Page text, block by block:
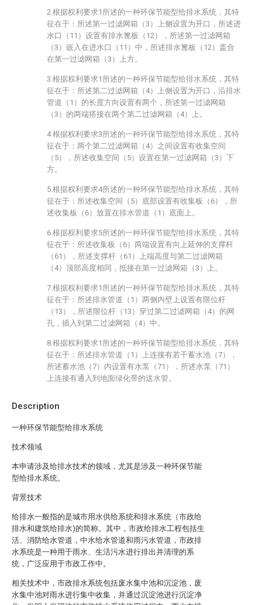
Description
一种环保节能型给排水系统
技术领域
本申请涉及给排水技术的领域，尤其是涉及一种环保节能
型给排水系统。
背景技术
给排水一般指的是城市用水供给系统和排水系统（市政给
排水和建筑给排水)的简称。其中，市政给排水工程包括生
活、消防给水管道，中水给水管道和雨污水管道，市政排
水系统是一种用于雨水、生活污水进行排出并清理的系
统，广泛应用于市政工作中。
相关技术中，市政排水系统包括废水集中池和沉淀池，废
水集中池对雨水进行集中收集，并通过沉淀池进行沉淀净
2.根据权利要求1所述的一种环保节能型给排水系统，其特
征在于：所述第一过滤网箱（3）上侧设置为开口，所述进
水口（11）设置有排水篦板（12），所述第一过滤网箱
（3）嵌入在进水口（11）中，所述排水篦板（12）盖合
在第一过滤网箱（3）上方。
3.根据权利要求1所述的一种环保节能型给排水系统，其特
征在于：所述第二过滤网箱（4）上侧设置为开口，沿排水
管道（1）的长度方向设置有两个，所述第一过滤网箱
（3）的两端搭接在两个第二过滤网箱（4）上。
4.根据权利要求3所述的一种环保节能型给排水系统，其特
征在于：两个第二过滤网箱（4）之间设置有收集空间
（5），所述收集空间（5）设置在第一过滤网箱（3）下
方。
5.根据权利要求4所述的一种环保节能型给排水系统，其特
征在于：所述收集空间（5）底部设置有收集板（6），所
述收集板（6）放置在排水管道（1）底面上。
6.根据权利要求5所述的一种环保节能型给排水系统，其特
征在于：所述收集板（6）两端设置有向上延伸的支撑杆
（61），所述支撑杆（61）上端高度与第二过滤网箱
（4）顶部高度相同，抵接在第一过滤网箱（3）上。
7.根据权利要求1所述的一种环保节能型给排水系统，其特
征在于：所述排水管道（1）两侧内壁上设置有限位杆
（13），所述限位杆（13）穿过第二过滤网箱（4）的网
孔，插入到第二过滤网箱（4）中。
8.根据权利要求1所述的一种环保节能型给排水系统，其特
征在于：所述排水管道（1）上连接有若干蓄水池（7），
所述蓄水池（7）内设置有水泵（71），所述水泵（71）
上连接有通入到地面绿化带的送水管。